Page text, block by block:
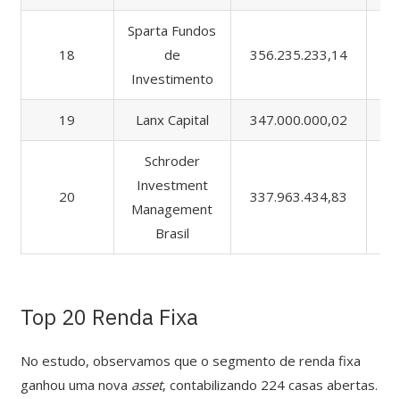
18
Sparta Fundos
de
Investimento
356.235.233,14
19 Lanx Capital 347.000.000,02
20
Schroder
Investment
Management
Brasil
337.963.434,83
Top 20 Renda Fixa
No estudo, observamos que o segmento de renda fixa
ganhou uma nova asset, contabilizando 224 casas abertas.